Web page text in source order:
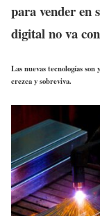
para vender en
digital no va
Las nuevas tecnologías
crezca y sobreviva.